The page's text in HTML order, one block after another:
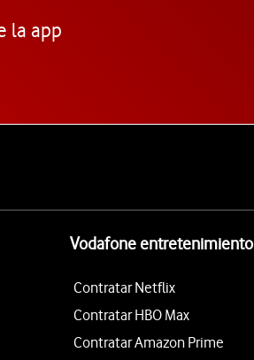
la app
Vodafone entretenimiento
Contratar Netflix
Contratar HBO Max
Contratar Amazon Prime